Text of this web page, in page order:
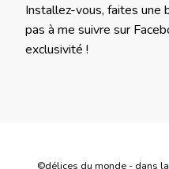
Installez-vous, faites une
pas à me suivre sur
exclusivité !
©délices du monde - dans